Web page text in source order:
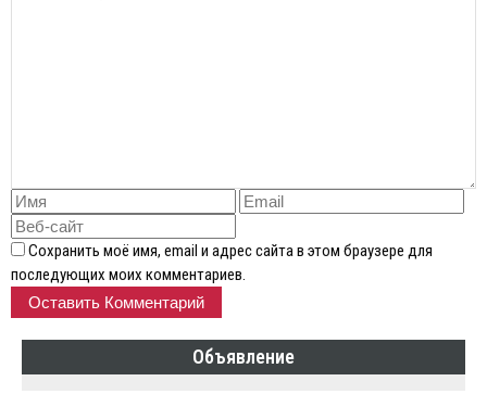
Сохранить моё имя, email и адрес сайта в этом браузере для
последующих моих комментариев.
Объявление